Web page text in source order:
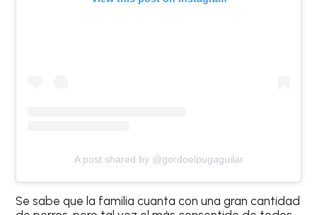
A post shared by @gordoelpugaguilar
Se sabe que la familia cuanta con una gran cantidad